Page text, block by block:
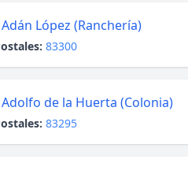
Adán López (Ranchería)
83300
Adolfo de la Huerta (Colonia)
83295